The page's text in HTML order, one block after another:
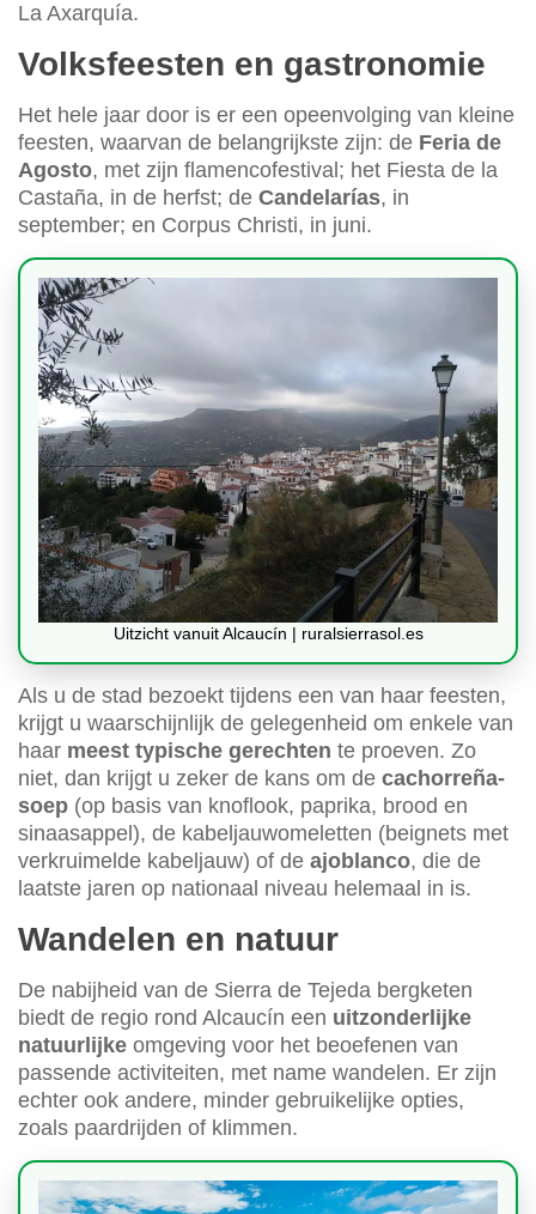
La Axarquía.
Volksfeesten en gastronomie
Het hele jaar door is er een opeenvolging van kleine
feesten, waarvan de belangrijkste zijn: de Feria de
Agosto, met zijn flamencofestival; het Fiesta de la
Castaña, in de herfst; de Candelarías, in
september; en Corpus Christi, in juni.
Uitzicht vanuit Alcaucín | ruralsierrasol.es
Als u de stad bezoekt tijdens een van haar feesten,
krijgt u waarschijnlijk de gelegenheid om enkele van
haar meest typische gerechten te proeven. Zo
niet, dan krijgt u zeker de kans om de cachorreña-
soep (op basis van knoflook, paprika, brood en
sinaasappel), de kabeljauwomeletten (beignets met
verkruimelde kabeljauw) of de ajoblanco, die de
laatste jaren op nationaal niveau helemaal in is.
Wandelen en natuur
De nabijheid van de Sierra de Tejeda bergketen
biedt de regio rond Alcaucín een uitzonderlijke
natuurlijke omgeving voor het beoefenen van
passende activiteiten, met name wandelen. Er zijn
echter ook andere, minder gebruikelijke opties,
zoals paardrijden of klimmen.